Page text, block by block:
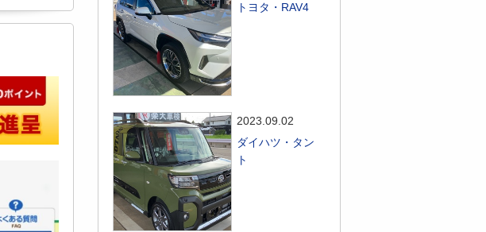
トヨタ・RAV4
2023.09.02
ダイハツ・タン
ト